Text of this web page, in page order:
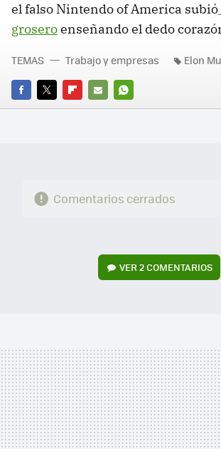
el falso Nintendo of America subió
groseroenseñando el dedo
FACEBOOK
TWITTERFLIPBOARD
E-
WHATSAPP
TEMAS Trabajo y empresas Elon
Comentarios cerrados
VER2 COMENTARIOS